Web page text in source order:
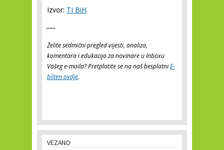
Izvor: TI BiH
Želite sedmični pregled vijesti, analiza,
komentara i edukacija za novinare u Inboxu
Vašeg e-maila? Pretplatite se na naš besplatniE-
bilten ovdje.
VEZANO